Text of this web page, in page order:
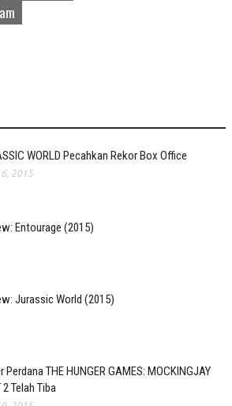
WORLD Pecahkan Rekor Box Office
2015
Entourage (2015)
Jurassic World (2015)
Perdana THE HUNGER GAMES: MOCKINGJAY
2 Telah Tiba